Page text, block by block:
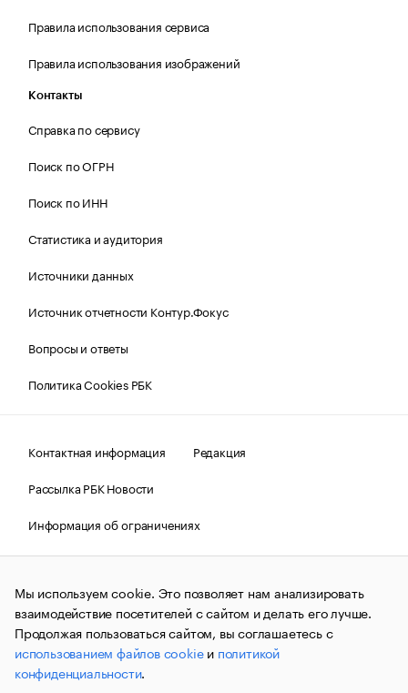
Правила использования сервиса
Правила использования изображений
Контакты
Справка по сервису
Поиск по ОГРН
Поиск по ИНН
Статистика и аудитория
Источники данных
Источник отчетности Контур.Фокус
Вопросы и ответы
Политика Cookies РБК
Контактная информация
Редакция
Рассылка РБК Новости
Информация об ограничениях
Правовая информация
О соблюдении авторских прав
© АО «РОСБИЗНЕСКОНСАЛТИНГ»,1995–2026.Сообщения
и материалы информационного агентства «РБК»
(зарегистрировано Федеральной службой по надзору в сфере
связи, информационных технологий и массовых
коммуникаций (Роскомнадзор) 09.12.2015 за номером ИА
№ФС77-63848) сопровождаются пометкой «РБК». Отдельные
публикации могут содержать информацию,
Мы используем cookie. Это позволяет нам анализировать
взаимодействие посетителей с сайтом и делать его лучше.
Продолжая пользоваться сайтом, вы соглашаетесь с
использованием файлов cookieи политикой
конфиденциальности.